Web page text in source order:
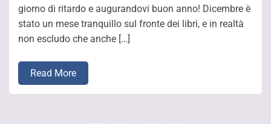
giorno di ritardo e augurandovi buon anno! Dicembre è
stato un mese tranquillo sul fronte dei libri, e in realtà
non escludo che anche […]
Read More